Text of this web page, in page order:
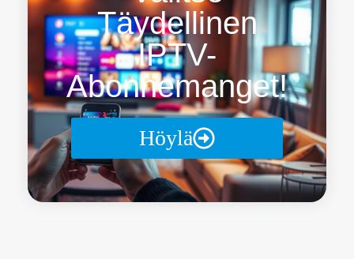
Täydellinen
IPTV-
Abonnemanget!
Höylä